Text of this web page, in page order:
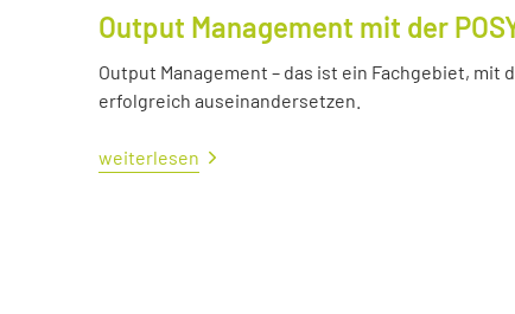
Output Management mit der
Output Management – das ist ein Fachgebiet,
erfolgreich auseinandersetzen.
weiterlesen